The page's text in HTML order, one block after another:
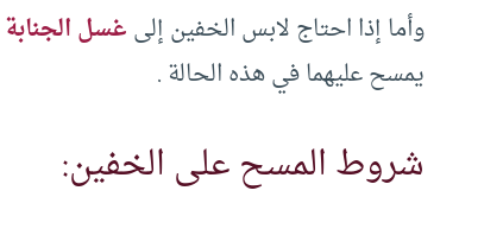
وأما إذا احتاج لابس الخفين إلىغسل الجنابة
يمسح عليهما في هذه الحالة .
شروط المسح على الخفين: